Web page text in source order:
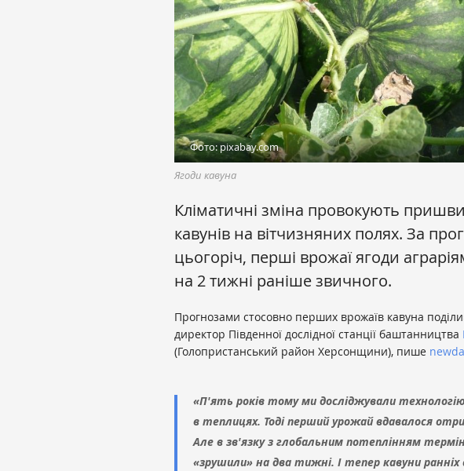
Фото: pixabay.com
Ягоди кавуна
Кліматичні зміна провокують
кавунів на вітчизняних полях. За
цьогоріч, перші врожаї ягоди
на 2 тижні раніше звичного.
Прогнозами стосовно перших врожаїв кавуна
директор Південної дослідної станції баштанництва
(Голопристанський район Херсонщини), пише
«П'ять років тому ми досліджували
в теплицях. Тоді перший урожай вдавалося
Але в зв'язку з глобальним потеплінням
«зрушили» на два тижні. І тепер кавуни